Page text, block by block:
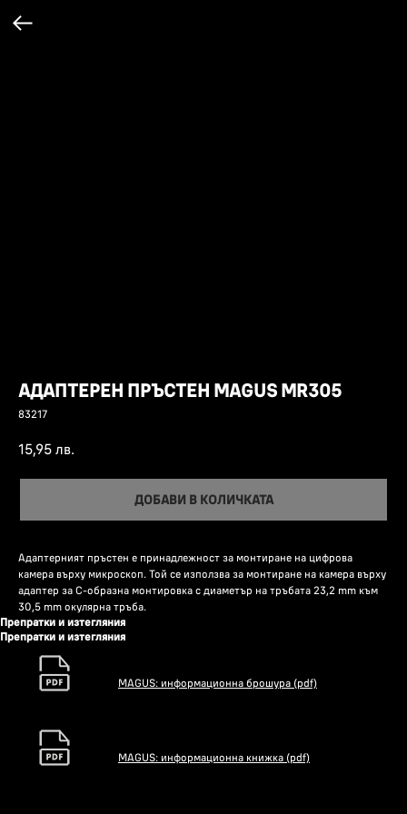
АДАПТЕРЕН ПРЪСТЕН MAGUS MR305
83217
15,95 лв.
ДОБАВИ В КОЛИЧКАТА
Адаптерният пръстен е принадлежност за монтиране на цифрова
камера върху микроскоп. Той се използва за монтиране на камера върху
адаптер за C-образна монтировка с диаметър на тръбата 23,2 mm към
30,5 mm окулярна тръба.
Препратки и изтегляния
Препратки и изтегляния
MAGUS: информационна брошура (pdf)
MAGUS: информационна книжка (pdf)